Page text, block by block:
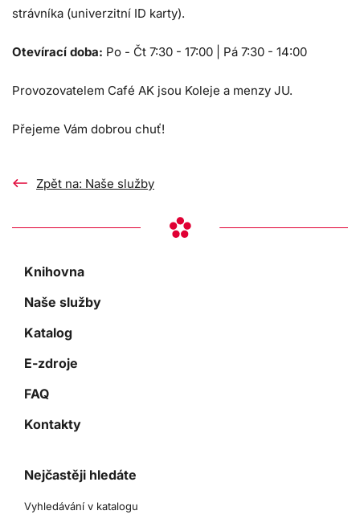
strávníka (univerzitní ID karty).
Otevírací doba: Po - Čt 7:30 - 17:00 | Pá 7:30 - 14:00
Provozovatelem Café AK jsou Koleje a menzy JU.
Přejeme Vám dobrou chuť!
Zpět na: Naše služby
Knihovna
Naše služby
Katalog
E-zdroje
FAQ
Kontakty
Nejčastěji hledáte
Vyhledávání v katalogu